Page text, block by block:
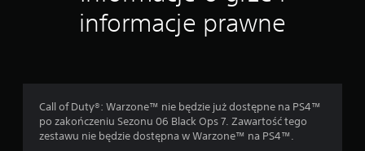
informacje prawne
Call of Duty®: Warzone™ nie będzie już dostępne na PS4™
po zakończeniu Sezonu 06 Black Ops 7. Zawartość tego
zestawu nie będzie dostępna w Warzone™ na PS4™.